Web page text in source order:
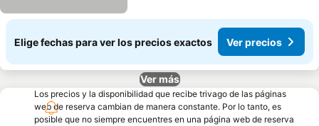
Elige fechas para ver los precios exactos Ver precios
Ver más
Los precios y la disponibilidad que recibe trivago de las páginas
web de reserva cambian de manera constante. Por lo tanto, es
posible que no siempre encuentres en una página web de reserva